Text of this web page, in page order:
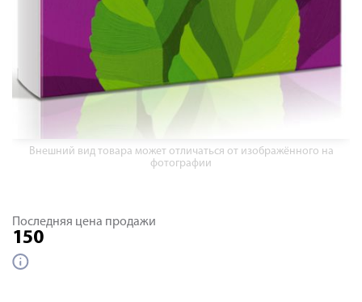
Внешний вид товара может отличаться от изображённого на
фотографии
Последняя цена продажи
150